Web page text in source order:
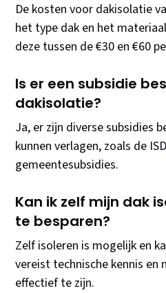
De kosten voor dakisolatie
het type dak en het
deze tussen de €30 en €60
Is er een subsidie
dakisolatie?
Ja, er zijn diverse subsidies
kunnen verlagen, zoals de
gemeentesubsidies.
Kan ik zelf mijn dak
te besparen?
Zelf isoleren is mogelijk en
vereist technische kennis en
effectief te zijn.